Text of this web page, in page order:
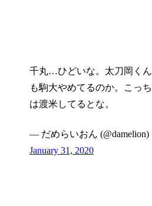
千丸…ひどいな。太刀岡くん
も駒大やめてるのか。こっち
は渡米してるとな。
— だめらいおん (@damelion)
January 31, 2020